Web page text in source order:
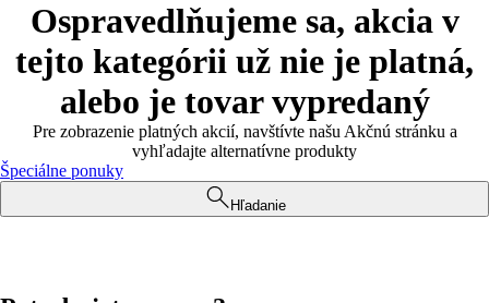
Ospravedlňujeme sa, akcia v
tejto kategórii už nie je platná,
alebo je tovar vypredaný
Pre zobrazenie platných akcií, navštívte našu Akčnú stránku a
vyhľadajte alternatívne produkty
Špeciálne ponuky
Hľadanie